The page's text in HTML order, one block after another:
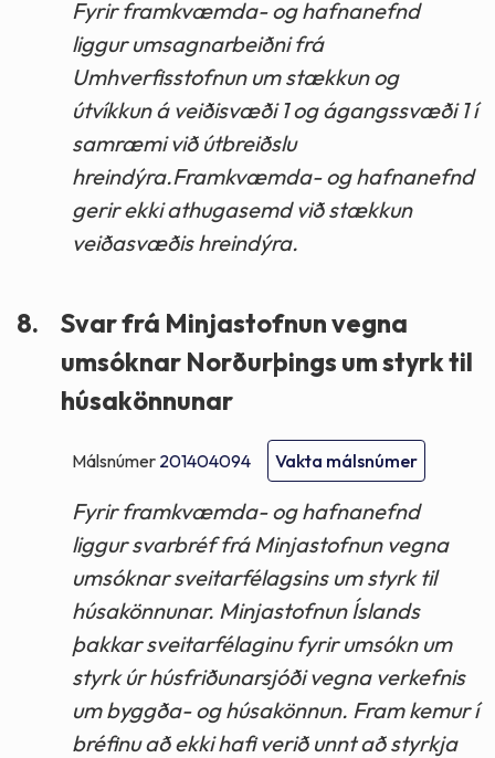
Fyrir framkvæmda- og hafnanefnd
liggur umsagnarbeiðni frá
Umhverfisstofnun um stækkun og
útvíkkun á veiðisvæði 1 og ágangssvæði 1 í
samræmi við útbreiðslu
hreindýra.Framkvæmda- og hafnanefnd
gerir ekki athugasemd við stækkun
veiðasvæðis hreindýra.
8.
Svar frá Minjastofnun vegna
umsóknar Norðurþings um styrk til
húsakönnunar
Málsnúmer 201404094 Vakta málsnúmer
Fyrir framkvæmda- og hafnanefnd
liggur svarbréf frá Minjastofnun vegna
umsóknar sveitarfélagsins um styrk til
húsakönnunar. Minjastofnun Íslands
þakkar sveitarfélaginu fyrir umsókn um
styrk úr húsfriðunarsjóði vegna verkefnis
um byggða- og húsakönnun. Fram kemur í
bréfinu að ekki hafi verið unnt að styrkja